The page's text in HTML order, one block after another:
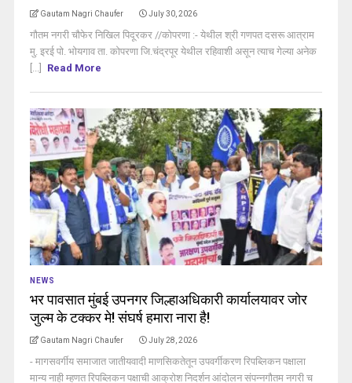
Gautam Nagri Chaufer July 30, 2026
गौतम नगरी चौफेर निखिल पिदूरकर //कोपरणा :- येथील श्री गणपत दसरू आत्राम
मु. इरई पो. भोयगाव ता. कोपरणा जि.चंद्रपूर येथील रहिवाशी असून त्याच गेल्या अनेक
[...]
Read More
NEWS
भर पावसात मुंबई उपनगर जिल्हाअधिकारी कार्यालयावर जोर
जुल्म के टक्कर मे! संघर्ष हमारा नारा है!
Gautam Nagri Chaufer July 28, 2026
- मागसवर्गीय समाजात जातीयवादी माणसिकतेतून उपवर्गीकरण रिपब्लिकन पक्षाला
मान्य नाही म्हणत रिपब्लिकन पक्षाची आक्रोश निदर्शन आंदोलन संपन्नगौतम नगरी च